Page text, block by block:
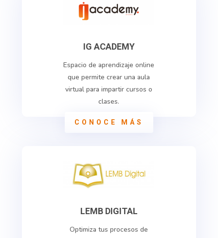
IG ACADEMY
Espacio de aprendizaje online
que permite crear una aula
virtual para impartir cursos o
clases.
CONOCE MÁS
LEMB DIGITAL
Optimiza tus procesos de